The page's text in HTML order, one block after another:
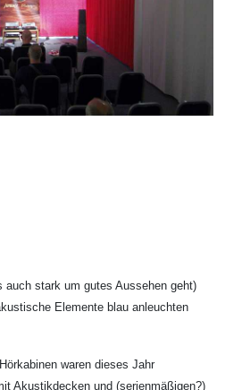
auch stark um gutes Aussehen geht)
Elemente blau anleuchten
waren dieses Jahr
Akustikdecken und (serienmäßigen?)